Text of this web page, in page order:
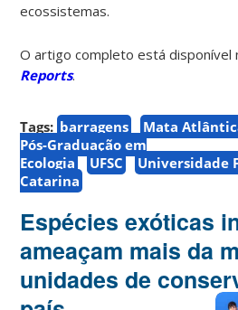
ecossistemas.
O artigo completo está disponível
Reports.
Tags: barragens Mata
Pós-Graduação em
Ecologia
UFSC
Universidade
Catarina
Espécies exóticas
ameaçam mais da
unidades de